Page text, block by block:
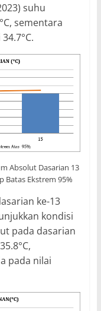
suhu
sementara
Absolut Dasarian 13
Batas Ekstrem 95%
ke-13
kondisi
pada dasarian
pada nilai